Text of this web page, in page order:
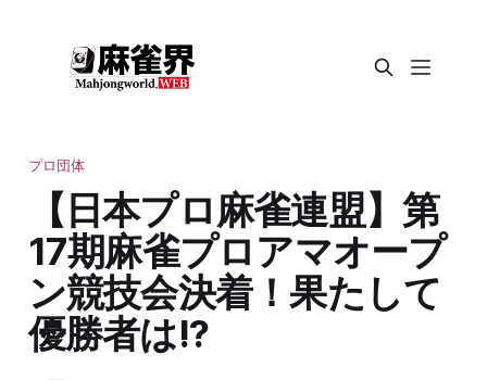
プロ団体
【日本プロ麻雀連盟】第
17期麻雀プロアマオープ
ン競技会決着！果たして
優勝者は!?